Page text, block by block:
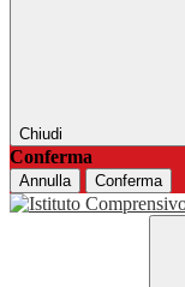
Chiudi
Conferma
Annulla Conferma